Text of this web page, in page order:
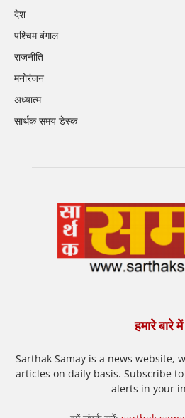
देश
पश्चिम बंगाल
राजनीति
मनोरंजन
अध्यात्म
सार्थक समय डेस्क
हमारे बारे में
Sarthak Samay is a news website,
articles on daily basis. Subscribe
alerts in your